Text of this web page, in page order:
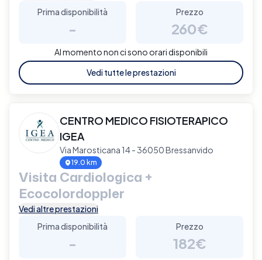
Prima disponibilità
-
Prezzo
260€
Al momento non ci sono orari disponibili
Vedi tutte le prestazioni
CENTRO MEDICO FISIOTERAPICO
IGEA
Via Marosticana 14 - 36050 Bressanvido
19.0 km
Visita Cardiologica +
Ecocolordoppler
Vedi altre prestazioni
Prima disponibilità
-
Prezzo
182€